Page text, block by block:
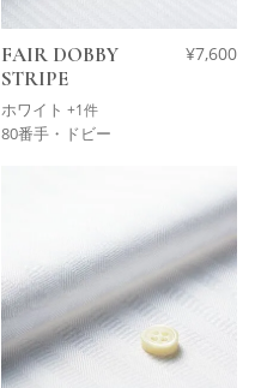
FAIR DOBBY
STRIPE
ホワイト +1件
¥7,600
80番手・ドビー